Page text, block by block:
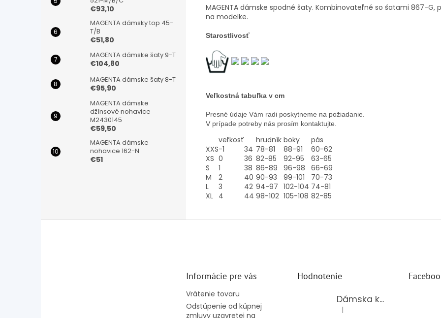
€93,10
MAGENTA dámsky top 45-
T/B
€51,80
MAGENTA dámske šaty 9-T
€104,80
MAGENTA dámske šaty 8-T
€95,90
MAGENTA dámske
džínsové nohavice
M2430145
€59,50
MAGENTA dámske
nohavice 162-N
€51
MAGENTA dámske spodné šaty. Kombinovateľné so šatami 867-G,
na modelke.
Starostlivosť
Veľkostná tabuľka v cm
Presné údaje Vám radi poskytneme na požiadanie.
V prípade potreby nás prosím kontaktujte.
veľkosť hrudník boky
pás
XXS-1 34 78-81 88-91
60-62
XS 0 36 82-85 92-95
63-65
S
1 38 86-89 96-98
66-69
M
2 40 90-93 99-101
70-73
L
3 42 94-97 102-104 74-81
XL 4 44 98-102 105-108 82-85
Informácie pre vás
Vrátenie tovaru
Odstúpenie od kúpnej
zmluvy uzavretej na
Hodnotenie
Dámska kožená kabelka TS-112-14/CHOCO
Hodnotenie produktu je 5 z 5
|